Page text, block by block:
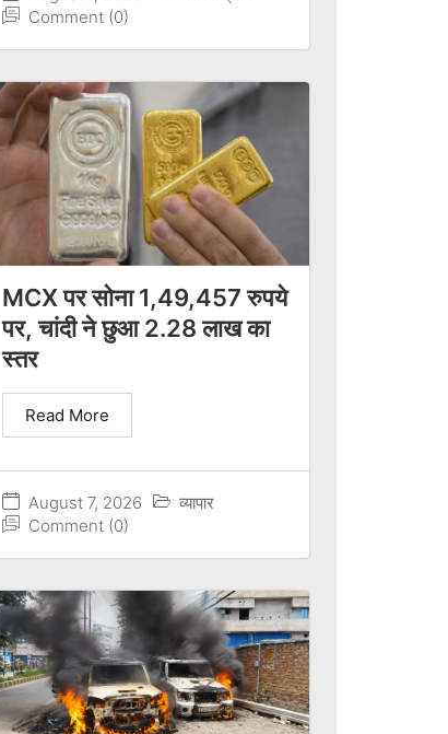
Comment (0)
MCX पर सोना 1,49,457 रुपये
पर, चांदी ने छुआ 2.28 लाख का
स्तर
August 7, 2026
व्यापार
Comment (0)
Read More